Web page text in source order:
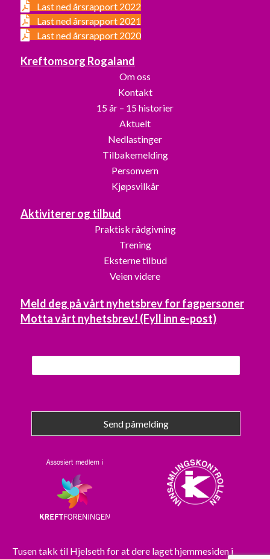
Last ned årsrapport 2022
Last ned årsrapport 2021
Last ned årsrapport 2020
Kreftomsorg Rogaland
Om oss
Kontakt
15 år – 15 historier
Aktuelt
Nedlastinger
Tilbakemelding
Personvern
Kjøpsvilkår
Aktiviterer og tilbud
Praktisk rådgivning
Trening
Eksterne tilbud
Veien videre
Meld deg på vårt nyhetsbrev for fagpersoner
Motta vårt nyhetsbrev! (Fyll inn e-post)
Send påmelding
Tusen takk til Hjelsethfor at dere laget hjemmesiden i